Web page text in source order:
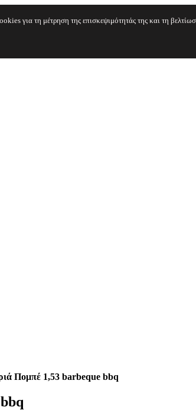
για τη μέτρηση της επισκεψιμότητάς της και τη
Πομπέ 1,53 barbeque bbq